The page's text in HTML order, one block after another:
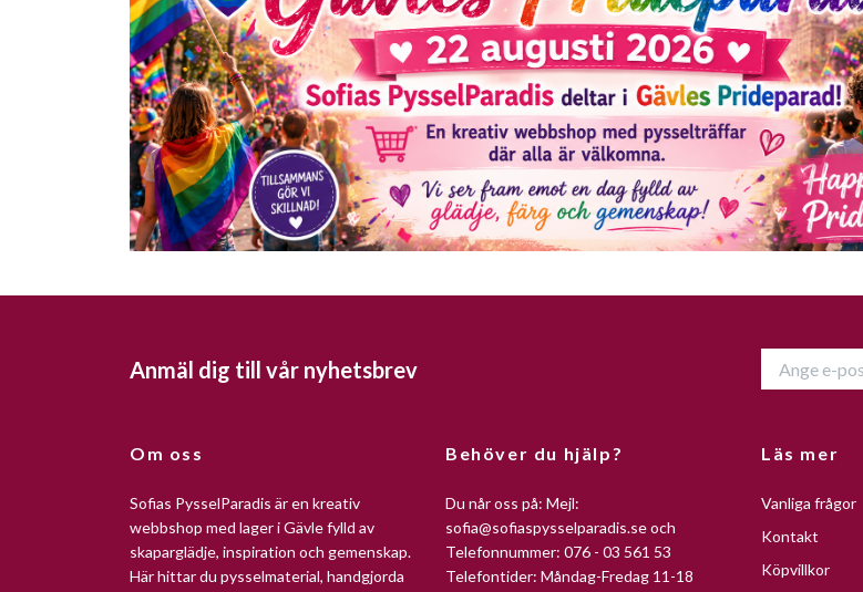
Anmäl dig till vår nyhetsbrev
Om oss
Sofias PysselParadis är en kreativ
webbshop med lager i Gävle fylld av
skaparglädje, inspiration och gemenskap.
Här hittar du pysselmaterial, handgjorda
Behöver du hjälp?
Du når oss på: Mejl:
sofia@sofiaspysselparadis.seoch
Telefonnummer: 076 - 03 561 53
Telefontider: Måndag-Fredag 11-18
Läs mer
Vanliga frågor
Kontakt
Köpvillkor